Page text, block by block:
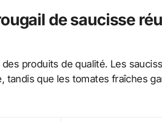
de saucisse
produits de qualité. Les
tandis que les tomates fraîches